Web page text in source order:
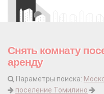
Снять комнату
аренду
Параметры поиска:
поселение Томилино